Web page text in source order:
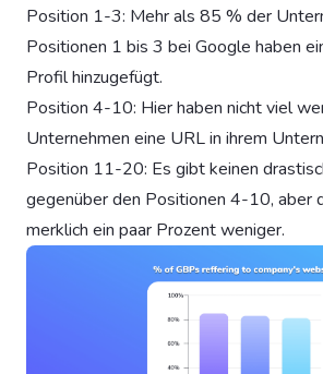
Position 1-3: Mehr als 85 % der
Positionen 1 bis 3 bei Google haben
Profil hinzugefügt.
Position 4-10: Hier haben nicht viel
Unternehmen eine URL in ihrem
Position 11-20: Es gibt keinen
gegenüber den Positionen 4-10, aber
merklich ein paar Prozent weniger.